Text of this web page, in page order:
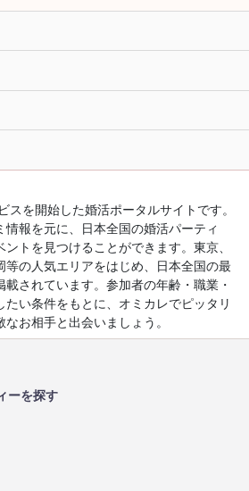
スを開始した婚活ポータルサイトです。
報を元に、日本全国の婚活パーティ
トを見つけることができます。東京、
等の人気エリアをはじめ、日本全国の最
されています。参加者の年齢・職業・
い条件をもとに、オミカレでピッタリ
お相手と出会いましょう。
ーを探す